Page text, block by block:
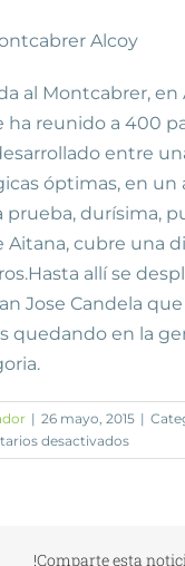
Alcoy
al Montcabrer, en
ha reunido a 400
entre
óptimas, en un
prueba, durísima,
Aitana, cubre una
allí se
Jose Candela
quedando en la
| 26 mayo, 2015 |
desactivadosen
Casas
!Comparte esta